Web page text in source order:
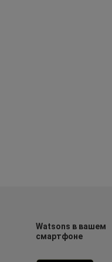
Watsons в вашем
смартфоне